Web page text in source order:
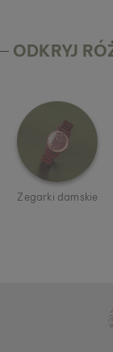
ODKRYJ
Zegarki damskie